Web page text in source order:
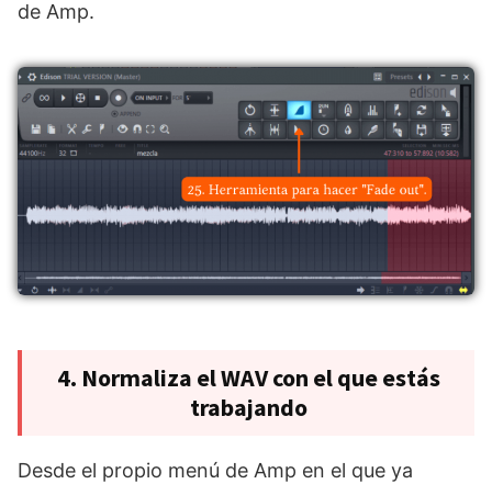
de Amp.
4. Normaliza el WAV con el que estás
trabajando
Desde el propio menú de Amp en el que ya